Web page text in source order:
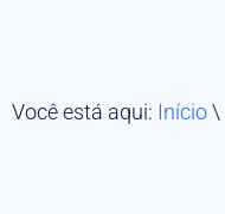
Você está aqui: Início\